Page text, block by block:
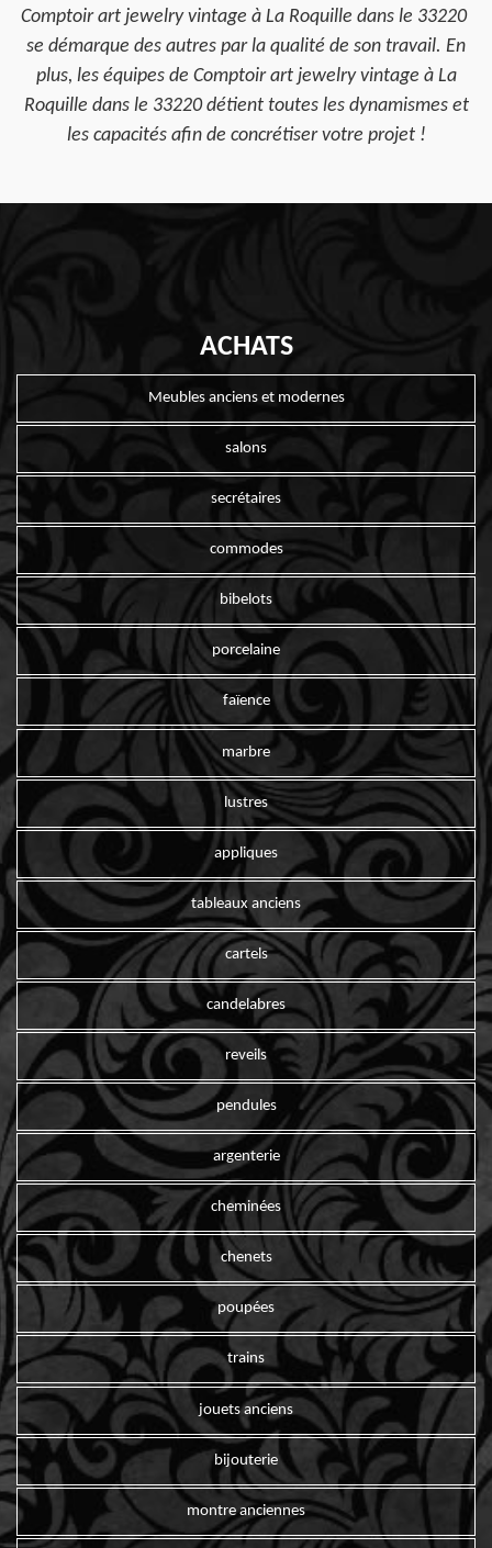
Comptoir art jewelry vintage à La Roquille dans le 33220
se démarque des autres par la qualité de son travail. En
plus, les équipes de Comptoir art jewelry vintage à La
Roquille dans le 33220 détient toutes les dynamismes et
les capacités afin de concrétiser votre projet !
ACHATS
Meubles anciens et modernes
salons
secrétaires
commodes
bibelots
porcelaine
faïence
marbre
lustres
appliques
tableaux anciens
cartels
candelabres
reveils
pendules
argenterie
cheminées
chenets
poupées
trains
jouets anciens
bijouterie
montre anciennes